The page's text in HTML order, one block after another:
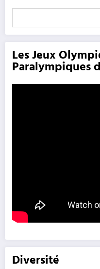
Les Jeux
Paralympiques
Diversité